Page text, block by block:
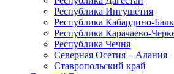
Республика Ингушетия
Республика Кабардино-
Республика Карачаево-
Республика Чечня
Северная Осетия – Алания
Ставропольский край